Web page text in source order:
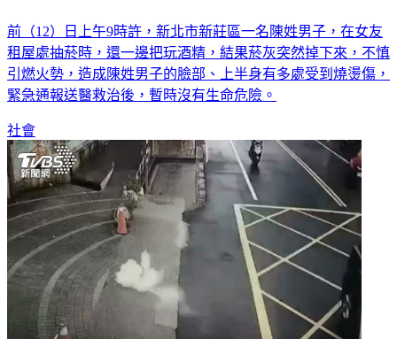
前（12）日上午9時許，新北市新莊區一名陳姓男子，在女友
租屋處抽菸時，還一邊把玩酒精，結果菸灰突然掉下來，不慎
引燃火勢，造成陳姓男子的臉部、上半身有多處受到燒燙傷，
緊急通報送醫救治後，暫時沒有生命危險。
社會